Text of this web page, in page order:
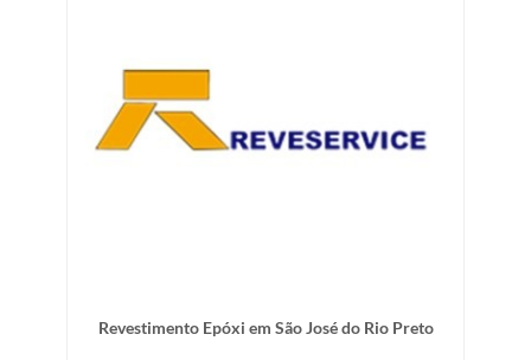
Revestimento Epóxi em São José do Rio Preto